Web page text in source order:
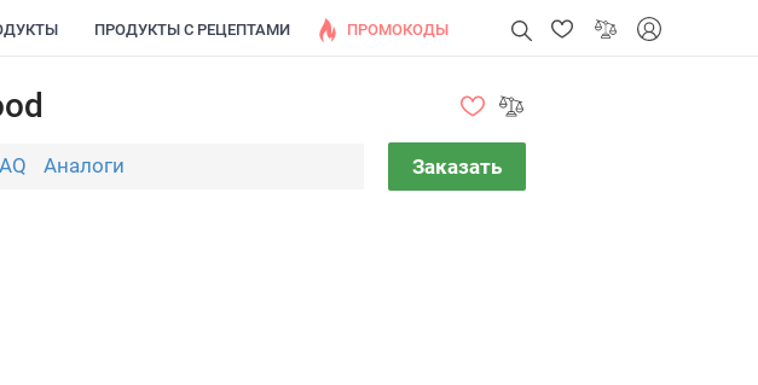
ПРОДУКТЫ С РЕЦЕПТАМИ ПРОМОКОДЫ
Аналоги Заказать